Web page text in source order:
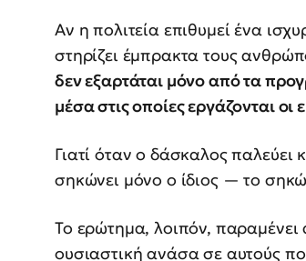
Αν η πολιτεία επιθυμεί ένα
στηρίζει έμπρακτα τους
δεν εξαρτάται μόνο από τα
μέσα στις οποίες εργάζονται οι
Γιατί όταν ο δάσκαλος
σηκώνει μόνο ο ίδιος — το
Το ερώτημα, λοιπόν, παραμένει
ουσιαστική ανάσα σε αυτούς